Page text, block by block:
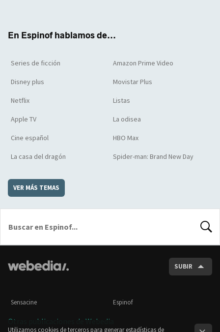
En Espinof hablamos de...
Series de ficción Amazon Prime Video
Disney plus Movistar Plus
Netflix Listas
Apple TV La odisea
Cine español HBO Max
La casa del dragón Spider-man: Brand New Day
VER MÁS TEMAS
SUBIR
Sensacine Espinof
Otras publicaciones de Webedia
Utilizamos cookies de terceros para generar estadísticas de